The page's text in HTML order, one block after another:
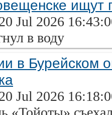
ищут
Jul 2026
в воду
в Бурейском
Jul 2026